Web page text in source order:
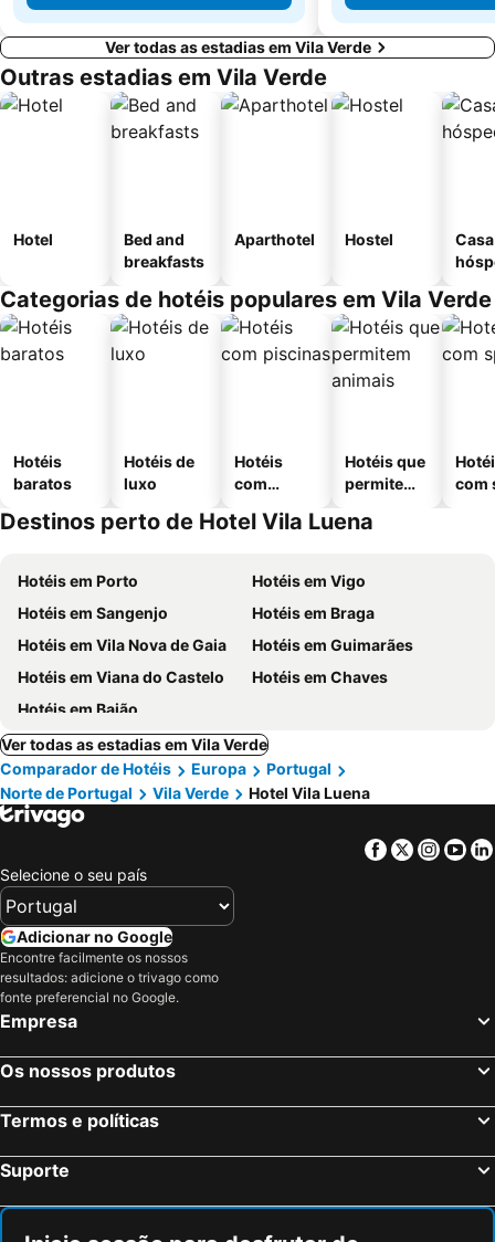
Ver todas as estadias em Vila Verde
Outras estadias em Vila Verde
Hotel
Bed and
breakfasts
Aparthotel Hostel
Categorias de hotéis populares em Vila Verde
Hotéis
baratos
Hotéis de
luxo
Hotéis
com
Hotéis que
permitem
com
Destinos perto de Hotel Vila Luena
Hotéis em Porto
Hotéis em Vigo
Hotéis em Sangenjo
Hotéis em Braga
Hotéis em Vila Nova de Gaia
Hotéis em Guimarães
Hotéis em Viana do Castelo
Hotéis em Chaves
Hotéis em Baião
Ver todas as estadias em Vila Verde
Comparador de Hotéis
Europa
Portugal
Norte de Portugal
Vila Verde Hotel Vila Luena
Facebook
Twitter
Selecione o seu país
Adicionar no Google
Encontre facilmente os nossos
resultados: adicione o trivago como
fonte preferencial no Google.
Empresa
Os nossos produtos
Termos e políticas
Suporte